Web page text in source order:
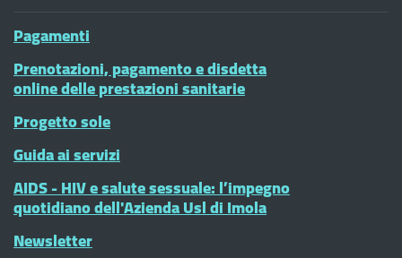
Pagamenti
Prenotazioni, pagamento e disdetta
online delle prestazioni sanitarie
Progetto sole
Guida ai servizi
AIDS - HIV e salute sessuale: l’impegno
quotidiano dell'Azienda Usl di Imola
Newsletter